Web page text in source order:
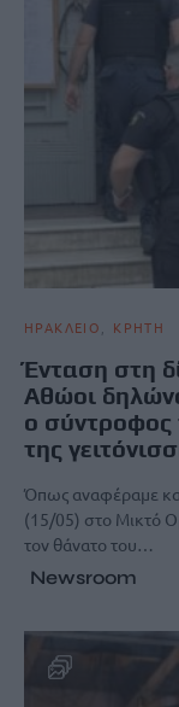
ΗΡΑΚΛΕΙΟ ΚΡΗΤΗ
Ένταση στη
Αθώοι
ο σύντροφος
της
Όπως αναφέραμε
(15/05) στο Μικτό
τον θάνατο του…
Newsroom